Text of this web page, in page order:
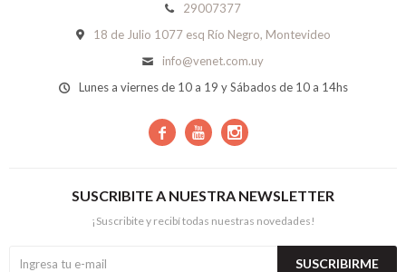
29007377
18 de Julio 1077 esq Río Negro, Montevideo
info@venet.com.uy
Lunes a viernes de 10 a 19 y Sábados de 10 a 14hs
  
SUSCRIBITE A NUESTRA NEWSLETTER
¡Suscribite y recibí todas nuestras novedades!
SUSCRIBIRME